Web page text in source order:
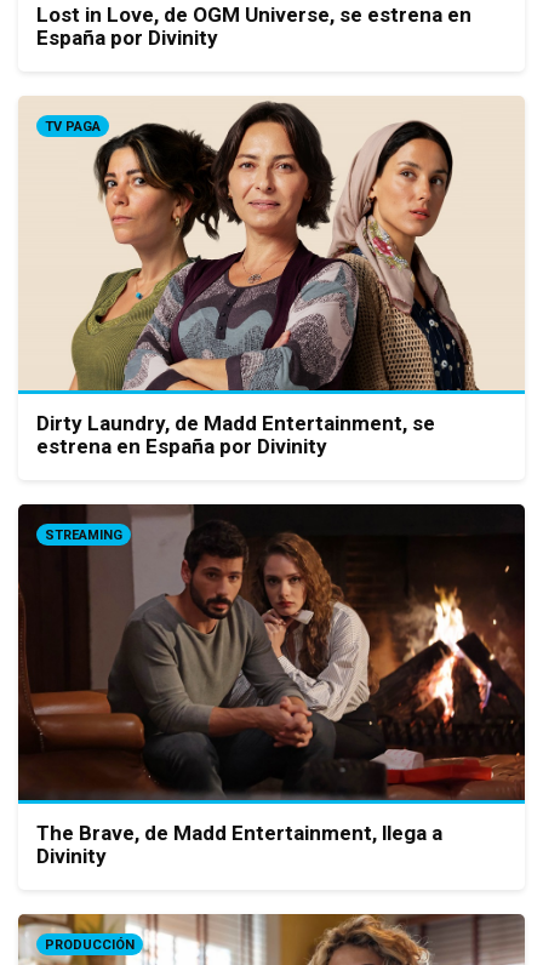
Lost in Love, de OGM Universe, se estrena en
España por Divinity
TV PAGA
Dirty Laundry, de Madd Entertainment, se
estrena en España por Divinity
STREAMING
The Brave, de Madd Entertainment, llega a
Divinity
PRODUCCIÓN